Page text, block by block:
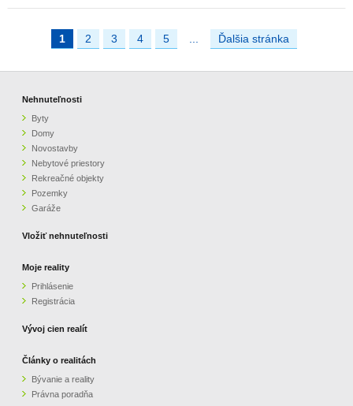
1 2 3 4 5 Ďalšia stránka
Nehnuteľnosti
Byty
Domy
Novostavby
Nebytové priestory
Rekreačné objekty
Pozemky
Garáže
Vložiť nehnuteľnosti
Moje reality
Prihlásenie
Registrácia
Vývoj cien realít
Články o realitách
Bývanie a reality
Právna poradňa